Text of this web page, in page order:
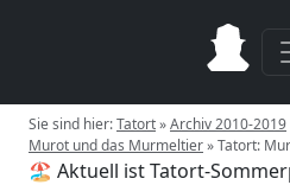
Sie sind hier:Tatort»Archiv 2010-2019
Murot und das Murmeltier»Tatort:
🏖️ Aktuell ist Tatort-